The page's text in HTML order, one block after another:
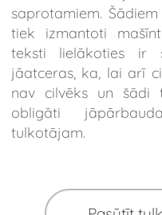
saprotamiem.
tiek izmantoti
teksti lielākoties ir
jāatceras, ka, lai arī
nav cilvēks un šādi
obligāti
tulkotājam.